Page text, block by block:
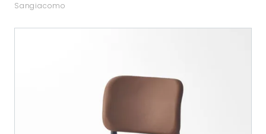
Sangiacomo